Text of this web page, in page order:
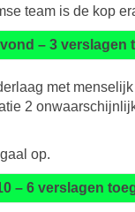
team is de kop
– 3 verslagen
met
2
op.
– 6 verslagen